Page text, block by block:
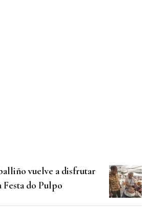
vuelve a disfrutar
Festa do Pulpo